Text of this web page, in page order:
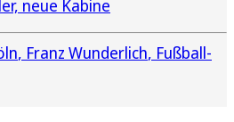
neue Kabine
Franz Wunderlich Fußball-